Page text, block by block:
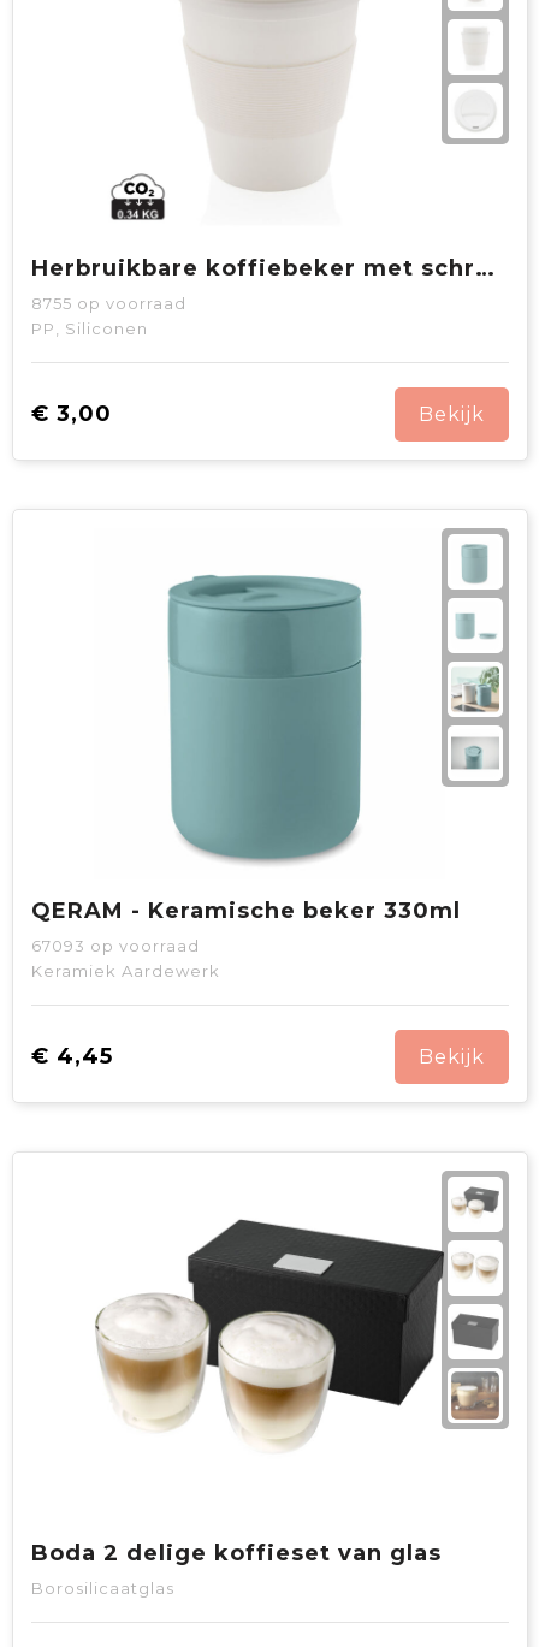
Herbruikbare koffiebeker met schroefdop 350ml
8755 op voorraad
PP, Siliconen
€ 3,00 Bekijk
QERAM - Keramische beker 330ml
67093 op voorraad
Keramiek Aardewerk
€ 4,45 Bekijk
Boda 2 delige koffieset van glas
Borosilicaatglas